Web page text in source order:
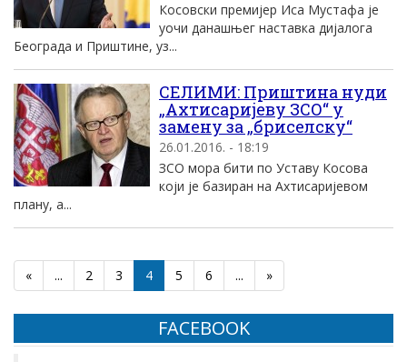
Косовски премијер Иса Мустафа је
уочи данашњег наставка дијалога
Београда и Приштине, уз...
СЕЛИМИ: Приштина нуди
„Ахтисаријеву ЗСО“ у
замену за „бриселску“
26.01.2016. - 18:19
ЗСО мора бити по Уставу Косова
који је базиран на Ахтисаријевом
плану, а...
« ... 2 3 4 5 6 ... »
FACEBOOK